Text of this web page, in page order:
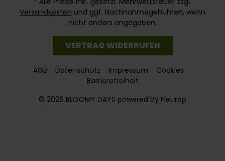
Versandkosten und ggf. Nachnahmegebühren, wenn
nicht anders angegeben.
© 2026 BLOOMY DAYS powered by Fleurop
VERTRAG WIDERRUFEN
AGB Datenschutz Impressum
Cookies
Barrierefreiheit